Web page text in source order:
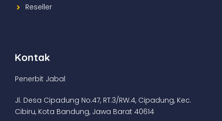
Reseller
Kontak
Penerbit Jabal
Jl. Desa Cipadung No.47, RT.3/RW.4, Cipadung, Kec.
Cibiru, Kota Bandung, Jawa Barat 40614